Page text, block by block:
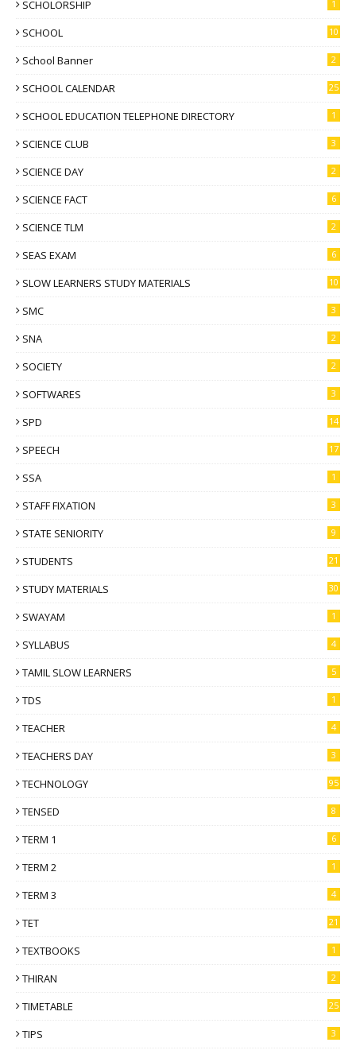
SCHOLORSHIP 1
SCHOOL 10
School Banner 2
SCHOOL CALENDAR 25
SCHOOL EDUCATION TELEPHONE DIRECTORY 1
SCIENCE CLUB 3
SCIENCE DAY 2
SCIENCE FACT 6
SCIENCE TLM 2
SEAS EXAM 6
SLOW LEARNERS STUDY MATERIALS 10
SMC 3
SNA 2
SOCIETY 2
SOFTWARES 3
SPD 14
SPEECH 17
SSA 1
STAFF FIXATION 3
STATE SENIORITY 9
STUDENTS 21
STUDY MATERIALS 30
SWAYAM 1
SYLLABUS 4
TAMIL SLOW LEARNERS 5
TDS 1
TEACHER 4
TEACHERS DAY 3
TECHNOLOGY 95
TENSED 8
TERM 1 6
TERM 2 1
TERM 3 4
TET 21
TEXTBOOKS 1
THIRAN 2
TIMETABLE 25
TIPS 3